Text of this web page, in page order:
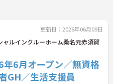
を巡るため、各ホ
ートにも携わる
まらず、施設運
将来のエリアマ
ップに直結しま
更新日：2026年06月09日
ルインクルーホーム桑名元赤須賀
年6月オープン／無資格
GH／生活支援員